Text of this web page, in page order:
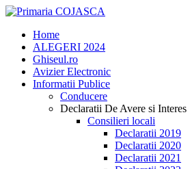
Home
ALEGERI 2024
Ghiseul.ro
Avizier Electronic
Informatii Publice
Conducere
Declaratii De Avere si Interes
Consilieri locali
Declaratii 2019
Declaratii 2020
Declaratii 2021